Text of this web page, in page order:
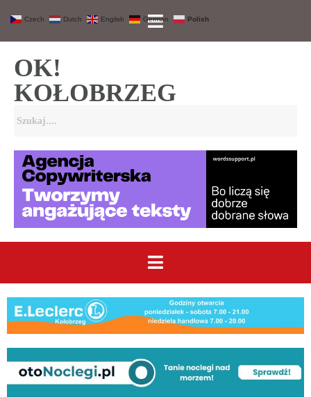
OK!
KOŁOBRZEG
Czech Dutch English German Polish